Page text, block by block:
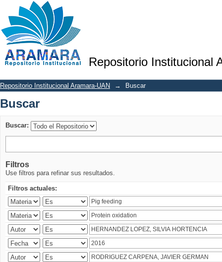
Repositorio Institucional
Buscar
Repositorio Institucional Aramara-UAN → Buscar
Buscar
Buscar:
Filtros
Use filtros para refinar sus resultados.
Filtros actuales: